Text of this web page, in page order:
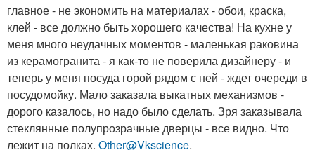
главное - не экономить на материалах - обои, краска,
клей - все должно быть хорошего качества! На кухне у
меня много неудачных моментов - маленькая раковина
из керамогранита - я как-то не поверила дизайнеру - и
теперь у меня посуда горой рядом с ней - ждет очереди в
посудомойку. Мало заказала выкатных механизмов -
дорого казалось, но надо было сделать. Зря заказывала
стеклянные полупрозрачные дверцы - все видно. Что
лежит на полках. Other@Vkscience.